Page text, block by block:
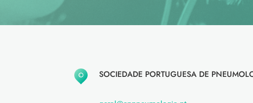
SOCIEDADE PORTUGUESA DE